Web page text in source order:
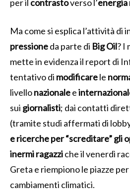
per il contrastoverso l’energia
Ma come si esplica l’attività di
pressioneda parte di Big Oil? I
mette in evidenza il report di
tentativo di modificarele
livellonazionalee
sui giornalisti; dai contatti
(tramite studi affermati di
e ricerche per “screditare” gli
inermi ragazziche il venerdì
Greta e riempiono le piazze
cambiamenti climatici.